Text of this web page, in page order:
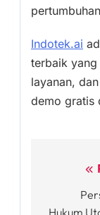
Indotek.ai
terbaik
layanan,
demo gratis